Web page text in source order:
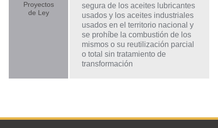
Proyectos
de Ley
segura de los aceites lubricantes
usados y los aceites industriales
usados en el territorio nacional y
se prohíbe la combustión de los
mismos o su reutilización parcial
o total sin tratamiento de
transformación